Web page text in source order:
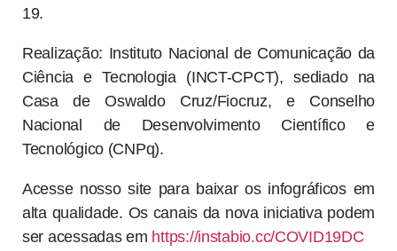
19.
Realização: Instituto Nacional de Comunicação da
Ciência e Tecnologia (INCT-CPCT), sediado na
Casa de Oswaldo Cruz/Fiocruz, e Conselho
Nacional de Desenvolvimento Científico e
Tecnológico (CNPq).
Acesse nosso site para baixar os infográficos em
alta qualidade. Os canais da nova iniciativa podem
ser acessadas em https://instabio.cc/COVID19DC